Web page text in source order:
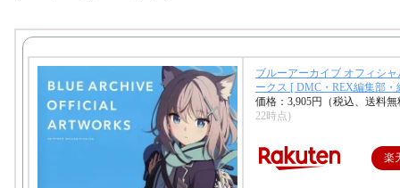
ブルーアーカイブ オフィシ
ークス [ DMC・REX編集部・
価格：3,905円（税込、送料
22時点)
楽